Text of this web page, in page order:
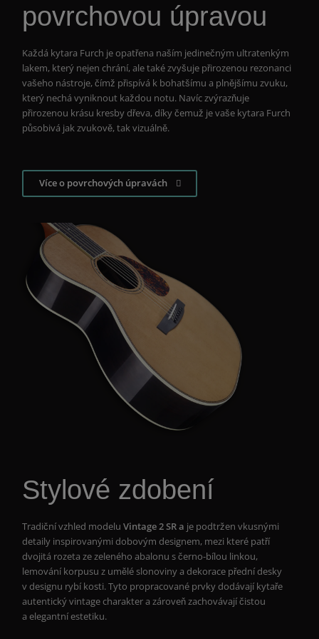
povrchovou úpravou
Každá kytara Furch je opatřena naším jedinečným ultratenkým
lakem, který nejen chrání, ale také zvyšuje přirozenou rezonanci
vašeho nástroje, čímž přispívá k bohatšímu a plnějšímu zvuku,
který nechá vyniknout každou notu. Navíc zvýrazňuje
přirozenou krásu kresby dřeva, díky čemuž je vaše kytara Furch
působivá jak zvukově, tak vizuálně.
Více o povrchových úpravách
Stylové zdobení
Tradiční vzhled modeluVintage 2 SR a je podtržen vkusnými
detaily inspirovanými dobovým designem, mezi které patří
dvojitá rozeta ze zeleného abalonu s černo-bílou linkou,
lemování korpusu z umělé slonoviny a dekorace přední desky
v designu rybí kosti. Tyto propracované prvky dodávají kytaře
autentický vintage charakter a zároveň zachovávají čistou
a elegantní estetiku.